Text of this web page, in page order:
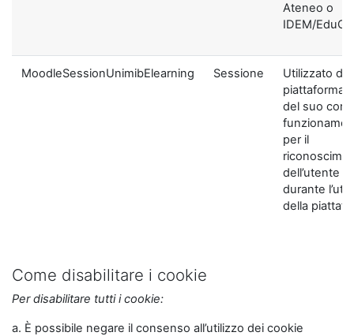
Ateneo o
IDEM/
MoodleSessionUnimibElearning Sessione
Utilizzato
piattaforma
del suo
per il
dell’utente
durante
della
Come disabilitare i cookie
Per disabilitare tutti i cookie:
a. È possibile negare il consenso all’utilizzo dei cookie